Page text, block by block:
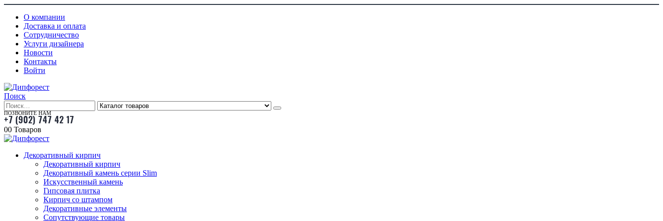
О компании
Доставка и оплата
Сотрудничество
Услуги дизайнера
Новости
Контакты
Войти
Поиск
ПОЗВОНИТЕ НАМ
+7 (902) 747 42 17
00 Товаров
Декоративный кирпич
Декоративный кирпич
Декоративный камень серии Slim
Искусственный камень
Гипсовая плитка
Кирпич со штампом
Декоративные элементы
Сопутствующие товары